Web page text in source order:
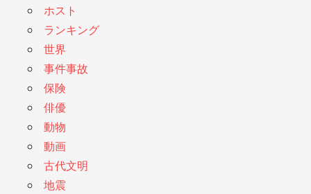
ホスト
ランキング
世界
事件事故
保険
俳優
動物
動画
古代文明
地震